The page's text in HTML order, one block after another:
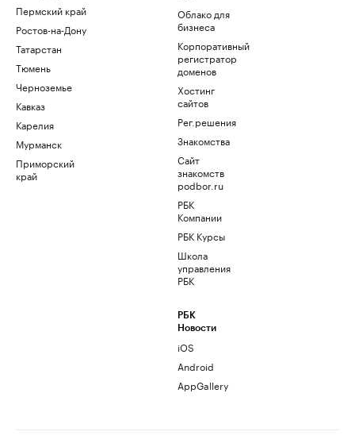
Пермский край
Ростов-на-Дону
Татарстан
Тюмень
Черноземье
Кавказ
Карелия
Мурманск
Приморский
край
Облако для
бизнеса
Корпоративный
регистратор
доменов
Хостинг
сайтов
Рег.решения
Знакомства
Сайт
знакомств
podbor.ru
РБК
Компании
РБК Курсы
Школа
управления
РБК
РБК
Новости
iOS
Android
AppGallery